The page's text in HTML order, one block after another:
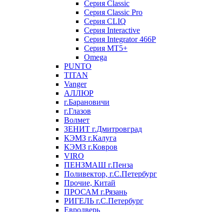
Серия Classic
Серия Classic Pro
Серия CLIQ
Серия Interactive
Серия Integrator 466P
Серия MT5+
Omega
PUNTO
TITAN
Vanger
АЛЛЮР
г.Барановичи
г.Глазов
Волмет
ЗЕНИТ г.Дмитровград
КЭМЗ г.Калуга
КЭМЗ г.Ковров
VIRO
ПЕНЗМАШ г.Пенза
Поливектор, г.С.Петербург
Прочие, Китай
ПРОСАМ г.Рязань
РИГЕЛЬ г.С.Петербург
Евродверь